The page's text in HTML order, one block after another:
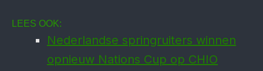
LEES OOK:
Nederlandse springruiters winnen
opnieuw Nations Cup op CHIO